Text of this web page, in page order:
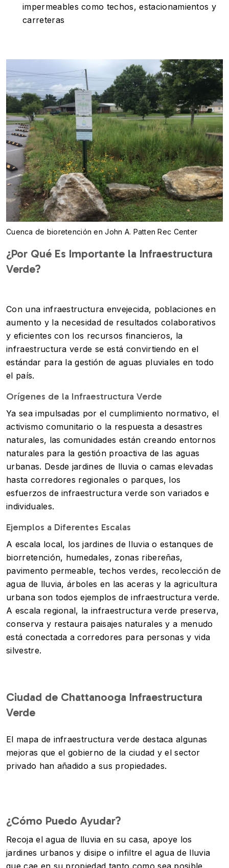
impermeables como techos, estacionamientos y
carreteras
Cuenca de bioretención en John A. Patten Rec Center
¿Por Qué Es Importante la Infraestructura
Verde?
Con una infraestructura envejecida, poblaciones en
aumento y la necesidad de resultados colaborativos
y eficientes con los recursos financieros, la
infraestructura verde se está convirtiendo en el
estándar para la gestión de aguas pluviales en todo
el país.
Orígenes de la Infraestructura Verde
Ya sea impulsadas por el cumplimiento normativo, el
activismo comunitario o la respuesta a desastres
naturales, las comunidades están creando entornos
naturales para la gestión proactiva de las aguas
urbanas. Desde jardines de lluvia o camas elevadas
hasta corredores regionales o parques, los
esfuerzos de infraestructura verde son variados e
individuales.
Ejemplos a Diferentes Escalas
A escala local, los jardines de lluvia o estanques de
biorretención, humedales, zonas ribereñas,
pavimento permeable, techos verdes, recolección de
agua de lluvia, árboles en las aceras y la agricultura
urbana son todos ejemplos de infraestructura verde.
A escala regional, la infraestructura verde preserva,
conserva y restaura paisajes naturales y a menudo
está conectada a corredores para personas y vida
silvestre.
Ciudad de Chattanooga Infraestructura
Verde
El mapa de infraestructura verde destaca algunas
mejoras que el gobierno de la ciudad y el sector
privado han añadido a sus propiedades.
¿Cómo Puedo Ayudar?
Recoja el agua de lluvia en su casa, apoye los
jardines urbanos y disipe o infiltre el agua de lluvia
que cae en su propiedad tanto como sea posible.